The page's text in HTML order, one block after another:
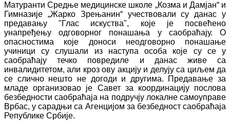
Матуранти Средње медицинске школе „Козма и Дамјан“ и
Гимназије „Жарко Зрењанин“ учествовали су данас у
предавању "Глас искуства", које је посвећено
унапређењу одговорног понашања у саобраћају. О
опасностима које доноси неодговорно понашање
учиници су слушали из наступа особа које су се у
саобраћају течко повредиле и данас живе са
инвалидитетом, али кроз ову акцију и делују са циљем да
се слично нешто не догоди и другима. Предавање за
младе организовао је Савет за координацију послова
безбедности саобраћаја на подручју локалне самоуправе
Врбас, у сарадњи са Агенцијом за безбедност саобраћаја
Републике Србије.